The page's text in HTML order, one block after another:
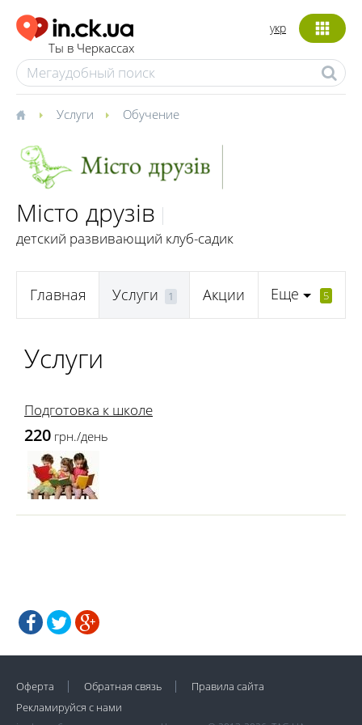
Ты в Черкассах
укр
Услуги Обучение
Місто друзів
детский развивающий клуб-садик
Главная Услуги 1 Акции Еще 5
Услуги
Подготовка к школе
220 грн./день
Оферта Обратная связь
Правила сайта
Рекламируйся с нами